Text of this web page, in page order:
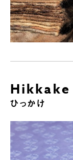
Hikkake
ひっかけ